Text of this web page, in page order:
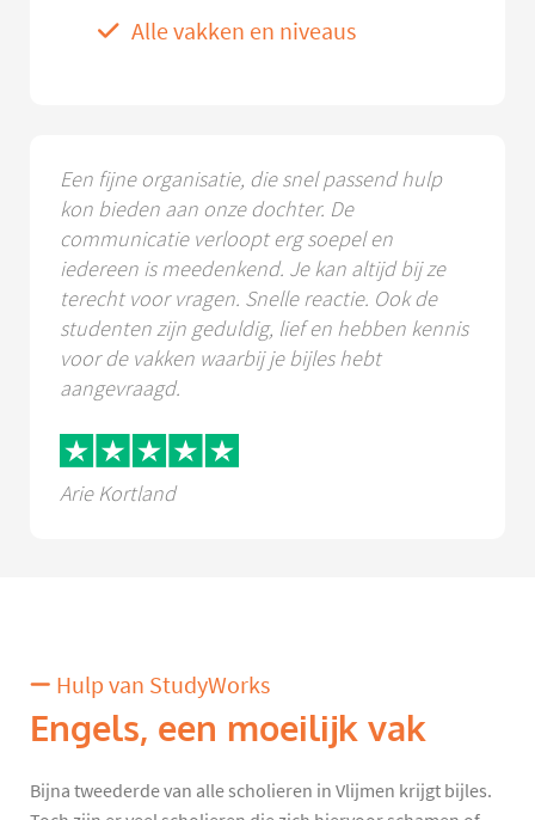
Alle vakken en niveaus
Een fijne organisatie, die snel passend hulp
kon bieden aan onze dochter. De
communicatie verloopt erg soepel en
iedereen is meedenkend. Je kan altijd bij ze
terecht voor vragen. Snelle reactie. Ook de
studenten zijn geduldig, lief en hebben kennis
voor de vakken waarbij je bijles hebt
aangevraagd.
Arie Kortland
Hulp van StudyWorks
Engels, een moeilijk vak
Bijna tweederde van alle scholieren in Vlijmen krijgt bijles.